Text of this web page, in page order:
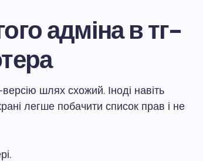
адміна в тг-
шлях схожий. Іноді навіть
легше побачити список прав і не